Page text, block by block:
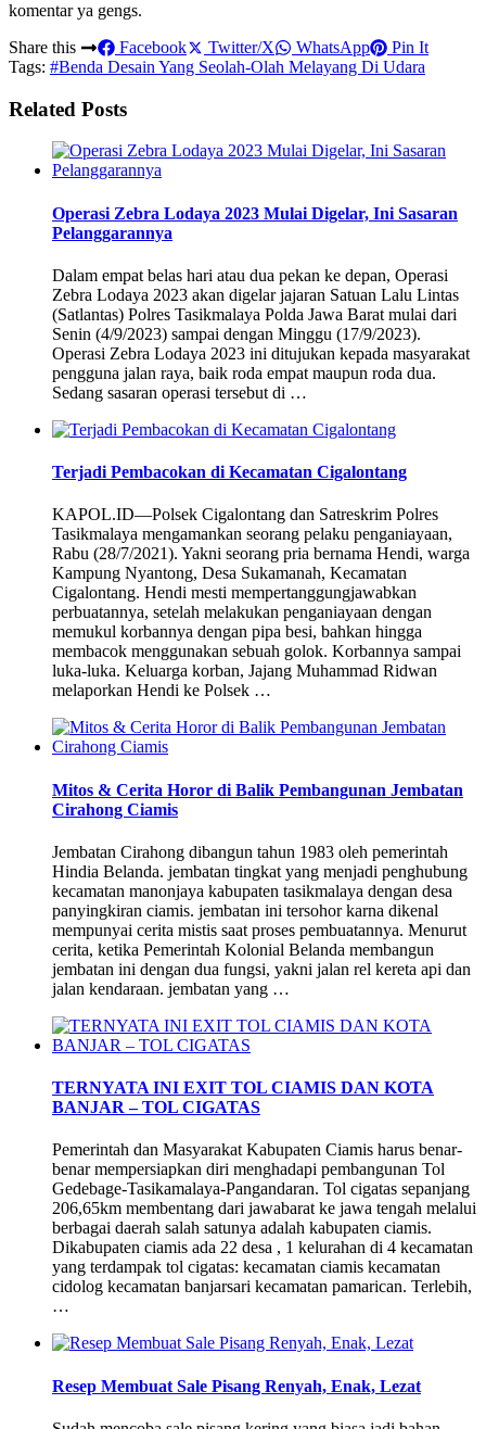
komentar ya gengs.
Share this
Facebook Twitter/X WhatsApp
Pin It
Tags: #Benda Desain Yang Seolah-Olah Melayang Di Udara
Related Posts
Operasi Zebra Lodaya 2023 Mulai Digelar, Ini Sasaran
Pelanggarannya
Dalam empat belas hari atau dua pekan ke depan, Operasi
Zebra Lodaya 2023 akan digelar jajaran Satuan Lalu Lintas
(Satlantas) Polres Tasikmalaya Polda Jawa Barat mulai dari
Senin (4/9/2023) sampai dengan Minggu (17/9/2023).
Operasi Zebra Lodaya 2023 ini ditujukan kepada masyarakat
pengguna jalan raya, baik roda empat maupun roda dua.
Sedang sasaran operasi tersebut di …
Terjadi Pembacokan di Kecamatan Cigalontang
KAPOL.ID—Polsek Cigalontang dan Satreskrim Polres
Tasikmalaya mengamankan seorang pelaku penganiayaan,
Rabu (28/7/2021). Yakni seorang pria bernama Hendi, warga
Kampung Nyantong, Desa Sukamanah, Kecamatan
Cigalontang. Hendi mesti mempertanggungjawabkan
perbuatannya, setelah melakukan penganiayaan dengan
memukul korbannya dengan pipa besi, bahkan hingga
membacok menggunakan sebuah golok. Korbannya sampai
luka-luka. Keluarga korban, Jajang Muhammad Ridwan
melaporkan Hendi ke Polsek …
Mitos & Cerita Horor di Balik Pembangunan Jembatan
Cirahong Ciamis
Jembatan Cirahong dibangun tahun 1983 oleh pemerintah
Hindia Belanda. jembatan tingkat yang menjadi penghubung
kecamatan manonjaya kabupaten tasikmalaya dengan desa
panyingkiran ciamis. jembatan ini tersohor karna dikenal
mempunyai cerita mistis saat proses pembuatannya. Menurut
cerita, ketika Pemerintah Kolonial Belanda membangun
jembatan ini dengan dua fungsi, yakni jalan rel kereta api dan
jalan kendaraan. jembatan yang …
TERNYATA INI EXIT TOL CIAMIS DAN KOTA
BANJAR – TOL CIGATAS
Pemerintah dan Masyarakat Kabupaten Ciamis harus benar-
benar mempersiapkan diri menghadapi pembangunan Tol
Gedebage-Tasikamalaya-Pangandaran. Tol cigatas sepanjang
206,65km membentang dari jawabarat ke jawa tengah melalui
berbagai daerah salah satunya adalah kabupaten ciamis.
Dikabupaten ciamis ada 22 desa , 1 kelurahan di 4 kecamatan
yang terdampak tol cigatas: kecamatan ciamis kecamatan
cidolog kecamatan banjarsari kecamatan pamarican. Terlebih,
…
Resep Membuat Sale Pisang Renyah, Enak, Lezat